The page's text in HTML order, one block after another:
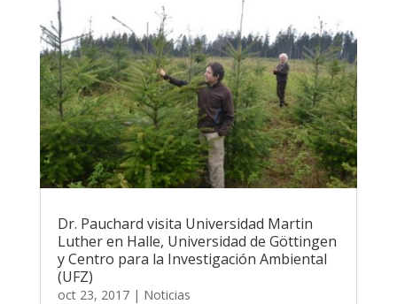
Dr. Pauchard visita Universidad Martin
Luther en Halle, Universidad de Göttingen
y Centro para la Investigación Ambiental
(UFZ)
oct 23, 2017| Noticias